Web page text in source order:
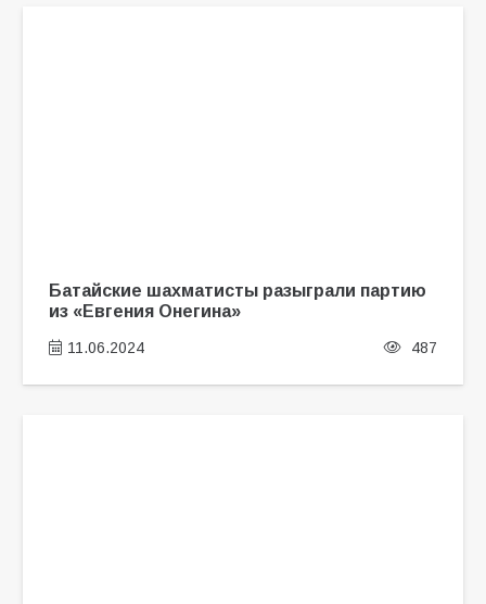
Батайские шахматисты разыграли партию
из «Евгения Онегина»
11.06.2024 487